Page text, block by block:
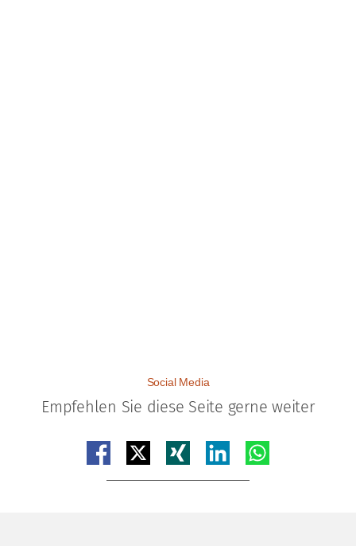
Empfehlen Sie diese Seite gerne weiter
Social Media
Teilen auf facebook
Teilen auf xTeilen auf xingTeilen auf linkedin
Teilen auf